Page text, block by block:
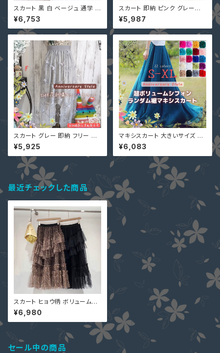
スカート 黒 白 ベージュ 通学 パ
ーティー 二次会 ボリューム感
５段フレア QY-15716 花柄刺
繍 レース チュール 切替 スカー
丈
¥6,753
スカート 即納 ピンク グレーブ
ルー 黒 ベージュ 通勤 通学 出
かけ パーティー 大人 上品 花柄
刺繍 チュール 重ね スカート フ
¥5,987
スカート グレー 即納 フリー QY
-12368 立体花柄 刺繍 チュー
ル 裏地ミニ丈 レディース
¥5,925
マキシスカート 大きいサイズ S-
XL 22色 ロング 夏 一部即納 超
ボリューム レディース ワンピー
ス 2WAY LSFS-20266 シフォ
¥6,083
最近チェックした商品
スカート ヒョウ柄 ボリューム感
3段フレア 黒 ベージュ チュール
フリル 2117316 レオパード ティ
アード 大人可愛い デートコーデ
¥6,980
セール中の商品